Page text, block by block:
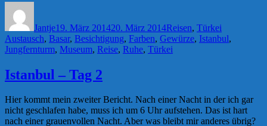
Jantje19. März 201420. März 2014Reisen, Türkei
Austausch, Basar, Besichtigung, Farben, Gewürze, Istanbul,
Jungfernturm, Museum, Reise, Ruhe, Türkei
Istanbul – Tag 2
Hier kommt mein zweiter Bericht. Nach einer Nacht in der ich gar
nicht geschlafen habe, muss ich um 6 Uhr aufstehen. Das ist hart
nach einer grauenvollen Nacht. Aber was bleibt mir anderes übrig?